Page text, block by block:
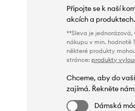
Připojte se k naší
akcích a produktech.
**Sleva je
nákupu v min. hodnotě
některé produkty
stránce: produkty
Chceme, aby do
zajímá. Řekněte
Dámská